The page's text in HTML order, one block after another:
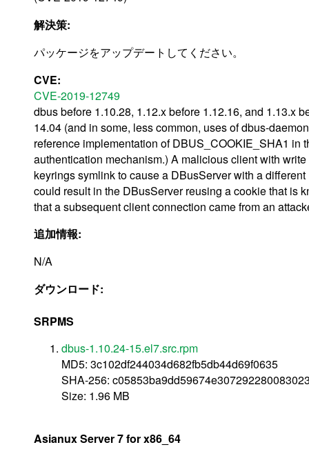
解決策:
パッケージをアップデートしてください。
CVE:
CVE-2019-12749
dbus before 1.10.28, 1.12.x before 1.12.16, and 1.13.x
14.04 (and in some, less common, uses of dbus-
reference implementation of DBUS_COOKIE_SHA1
authentication mechanism.) A malicious client with
keyrings symlink to cause a DBusServer with a
could result in the DBusServer reusing a cookie that is
that a subsequent client connection came from an
追加情報:
N/A
ダウンロード:
SRPMS
dbus-1.10.24-15.el7.src.rpm
MD5: 3c102df244034d682fb5db44d69f0635
SHA-256:
Size: 1.96 MB
Asianux Server 7 for x86_64